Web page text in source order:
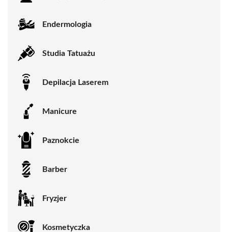
Endermologia
Studia Tatuażu
Depilacja Laserem
Manicure
Paznokcie
Barber
Fryzjer
Kosmetyczka